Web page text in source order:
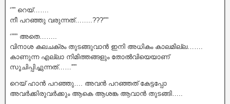
‘”” റെയ്…….
നീ പറഞ്ഞു വരുന്നത്……..???'””
‘””” അതെ……..
വിനാശ കലചക്രം തുടങ്ങുവാൻ ഇനി അധികം കാലമില്ല…….
കാണുന്ന എല്ലാ നിമിത്തങ്ങളും തോൽവിയെയാണ്
സൂചിപ്പിച്ചുന്നത്……'””
റെയ് ഹാൻ പറഞ്ഞു…. അവൻ പറഞ്ഞത് കേട്ടപ്പോ
അവർക്കിരുവർക്കും ആകെ ആശങ്ക ആവാൻ തുടങ്ങി…..